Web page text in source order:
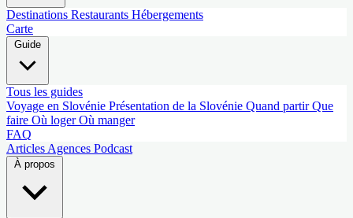
Destinations Restaurants Hébergements
Carte
Tous les guides
Voyage en Slovénie Présentation de la Slovénie Quand partirQue
faire Où logerOù manger
FAQ
Articles Agences Podcast